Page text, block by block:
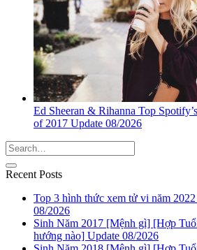
Ed Sheeran & Rihanna Top
of 2017 Update 08/2026
Recent Posts
Top 3 hình thức xem tử vi năm
08/2026
Sinh Năm 2017 [Mệnh gì] [Hợp
hướng nào] Update 08/2026